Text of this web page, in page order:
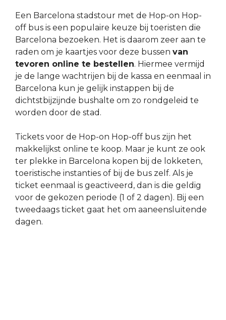
Een Barcelona stadstour met de Hop-on Hop-
off bus is een populaire keuze bij toeristen die
Barcelona bezoeken. Het is daarom zeer aan te
raden om je kaartjes voor deze bussen van
tevoren online te bestellen. Hiermee vermijd
je de lange wachtrijen bij de kassa en eenmaal in
Barcelona kun je gelijk instappen bij de
dichtstbijzijnde bushalte om zo rondgeleid te
worden door de stad.
Tickets voor de Hop-on Hop-off bus zijn het
makkelijkst online te koop. Maar je kunt ze ook
ter plekke in Barcelona kopen bij de lokketen,
toeristische instanties of bij de bus zelf. Als je
ticket eenmaal is geactiveerd, dan is die geldig
voor de gekozen periode (1 of 2 dagen). Bij een
tweedaags ticket gaat het om aaneensluitende
dagen.